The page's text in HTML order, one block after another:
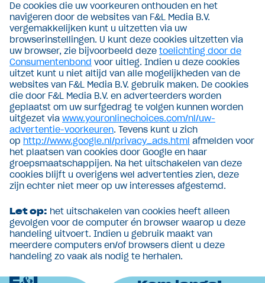
De cookies die uw voorkeuren onthouden en het
navigeren door de websites van F&L Media B.V.
vergemakkelijken kunt u uitzetten via uw
browserinstellingen. U kunt deze cookies uitzetten via
uw browser, zie bijvoorbeeld deze toelichting door de
Consumentenbond voor uitleg. Indien u deze cookies
uitzet kunt u niet altijd van alle mogelijkheden van de
websites van F&L Media B.V. gebruik maken. De cookies
die door F&L Media B.V. en adverteerders worden
geplaatst om uw surfgedrag te volgen kunnen worden
uitgezet via www.youronlinechoices.com/nl/uw-
advertentie-voorkeuren. Tevens kunt u zich
op http://www.google.nl/privacy_ads.html afmelden voor
het plaatsen van cookies door Google en haar
groepsmaatschappijen. Na het uitschakelen van deze
cookies blijft u overigens wel advertenties zien, deze
zijn echter niet meer op uw interesses afgestemd.
Let op: het uitschakelen van cookies heeft alleen
gevolgen voor de computer én browser waarop u deze
handeling uitvoert. Indien u gebruik maakt van
meerdere computers en/of browsers dient u deze
handeling zo vaak als nodig te herhalen.